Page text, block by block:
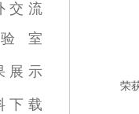
交 流
验 室
中心
中心
平台
中心
中心
中心
展 示
频类
媒类
影类
告类
音类
术类
下 载
荣